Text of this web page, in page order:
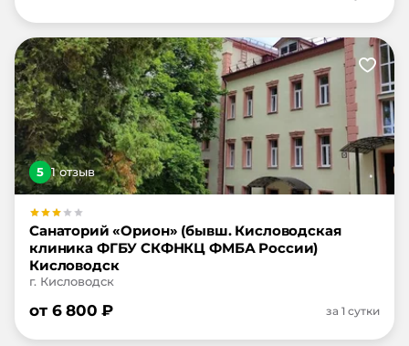
5 1отзыв
Санаторий «Орион» (бывш. Кисловодская
клиника ФГБУ СКФНКЦ ФМБА России)
Кисловодск
г. Кисловодск
от 6 800 ₽ за 1 сутки